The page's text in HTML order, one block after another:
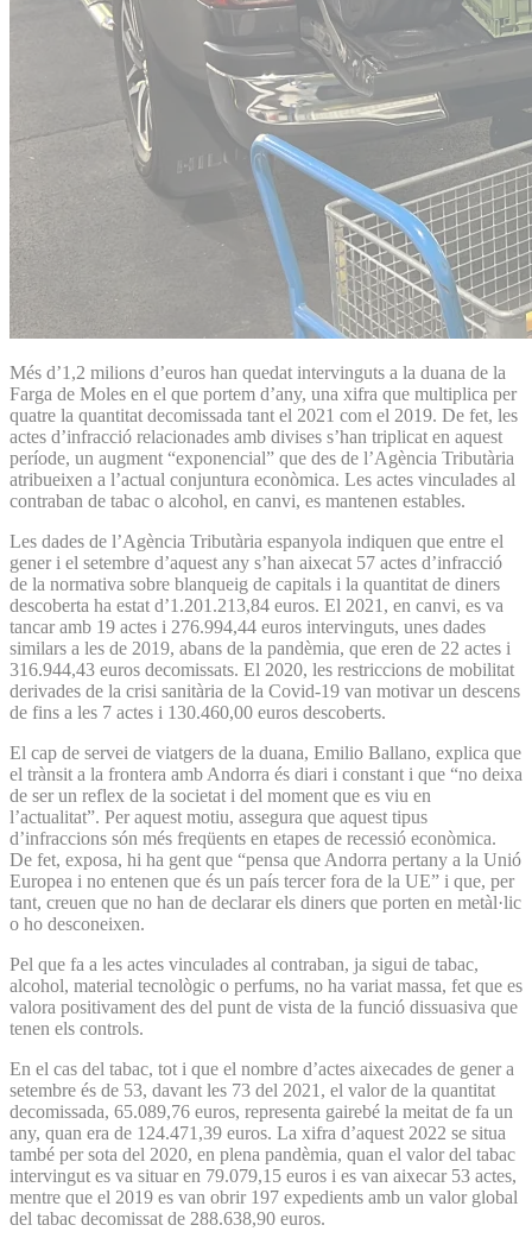
Més d’1,2 milions d’euros han quedat intervinguts a la duana de la
Farga de Moles en el que portem d’any, una xifra que multiplica per
quatre la quantitat decomissada tant el 2021 com el 2019. De fet, les
actes d’infracció relacionades amb divises s’han triplicat en aquest
període, un augment “exponencial” que des de l’Agència Tributària
atribueixen a l’actual conjuntura econòmica. Les actes vinculades al
contraban de tabac o alcohol, en canvi, es mantenen estables.
Les dades de l’Agència Tributària espanyola indiquen que entre el
gener i el setembre d’aquest any s’han aixecat 57 actes d’infracció
de la normativa sobre blanqueig de capitals i la quantitat de diners
descoberta ha estat d’1.201.213,84 euros. El 2021, en canvi, es va
tancar amb 19 actes i 276.994,44 euros intervinguts, unes dades
similars a les de 2019, abans de la pandèmia, que eren de 22 actes i
316.944,43 euros decomissats. El 2020, les restriccions de mobilitat
derivades de la crisi sanitària de la Covid-19 van motivar un descens
de fins a les 7 actes i 130.460,00 euros descoberts.
El cap de servei de viatgers de la duana, Emilio Ballano, explica que
el trànsit a la frontera amb Andorra és diari i constant i que “no deixa
de ser un reflex de la societat i del moment que es viu en
l’actualitat”. Per aquest motiu, assegura que aquest tipus
d’infraccions són més freqüents en etapes de recessió econòmica.
De fet, exposa, hi ha gent que “pensa que Andorra pertany a la Unió
Europea i no entenen que és un país tercer fora de la UE” i que, per
tant, creuen que no han de declarar els diners que porten en metàl·lic
o ho desconeixen.
Pel que fa a les actes vinculades al contraban, ja sigui de tabac,
alcohol, material tecnològic o perfums, no ha variat massa, fet que es
valora positivament des del punt de vista de la funció dissuasiva que
tenen els controls.
En el cas del tabac, tot i que el nombre d’actes aixecades de gener a
setembre és de 53, davant les 73 del 2021, el valor de la quantitat
decomissada, 65.089,76 euros, representa gairebé la meitat de fa un
any, quan era de 124.471,39 euros. La xifra d’aquest 2022 se situa
també per sota del 2020, en plena pandèmia, quan el valor del tabac
intervingut es va situar en 79.079,15 euros i es van aixecar 53 actes,
mentre que el 2019 es van obrir 197 expedients amb un valor global
del tabac decomissat de 288.638,90 euros.